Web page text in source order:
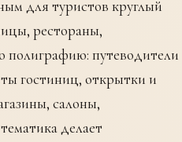
для туристов круглый
рестораны,
полиграфию: путеводители
гостиниц, открытки и
салоны,
делает